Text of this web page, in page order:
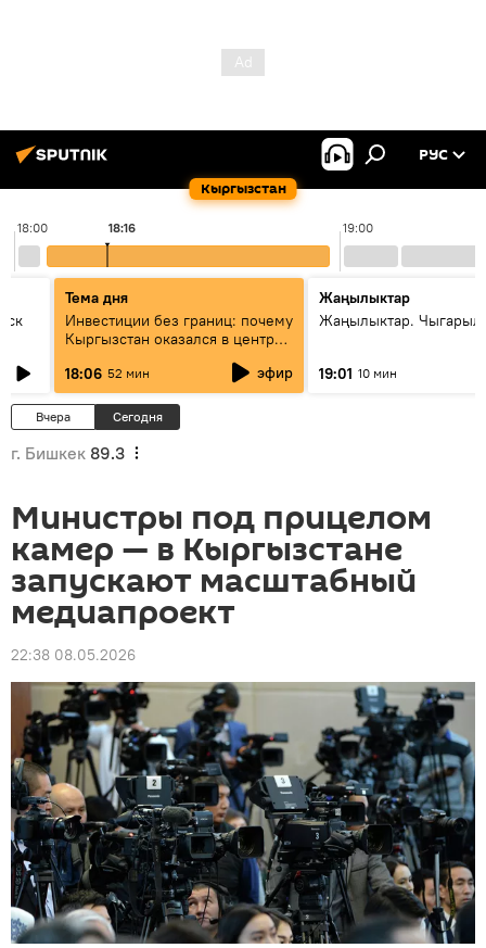
Кыргызстан
РУС
18:00 19:00
18:16
Тема дня
Инвестиции без границ: почему
Кыргызстан оказался в центре
18:06 52 мин эфир
Жаңылыктар
Жаңылыктар.
19:01 10 мин
Вчера Сегодня
г. Бишкек 89.3
Министры под прицелом
камер — в Кыргызстане
запускают масштабный
медиапроект
22:38 08.05.2026